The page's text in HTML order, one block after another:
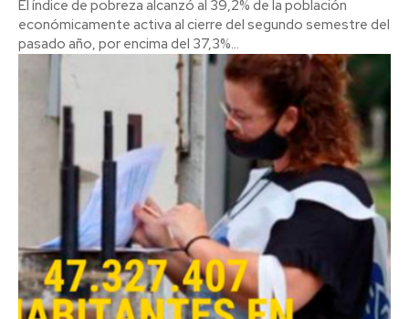
El índice de pobreza alcanzó al 39,2% de la población
económicamente activa al cierre del segundo semestre del
pasado año, por encima del 37,3%...